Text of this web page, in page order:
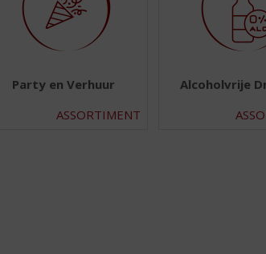
Party en Verhuur
ASSORTIMENT
Alcoholvrije